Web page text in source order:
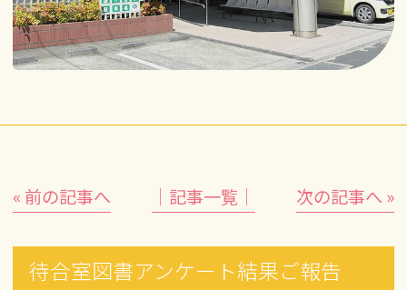
« 前の記事へ │記事一覧│ 次の記事へ »
待合室図書アンケート結果ご報告